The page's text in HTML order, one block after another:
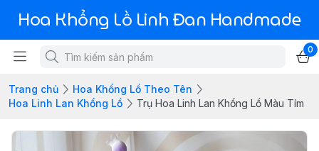
Hoa Khổng Lồ Linh Đan Handmade
0
Trang chủ
Hoa Khổng Lồ Theo Tên
Hoa Linh Lan Khổng Lồ
Trụ Hoa Linh Lan Khổng Lồ Màu Tím